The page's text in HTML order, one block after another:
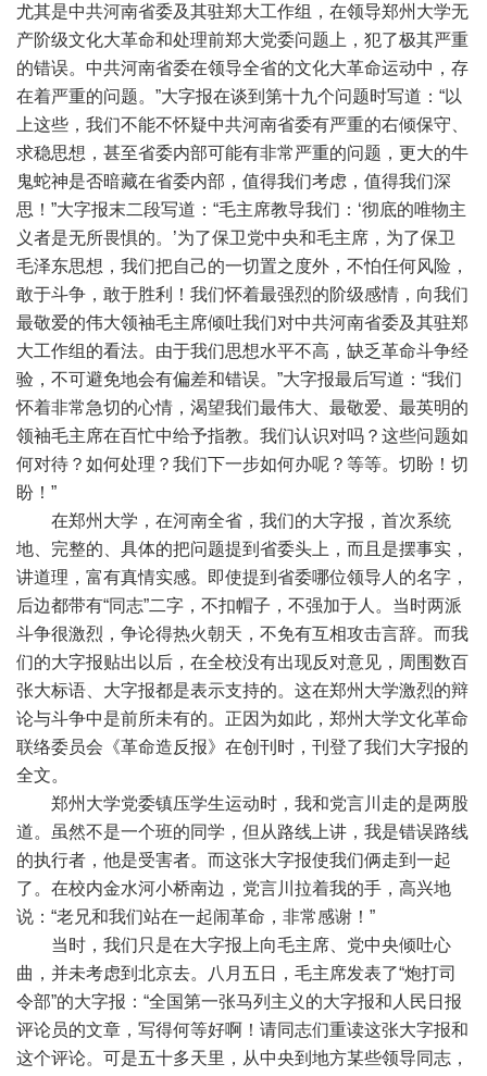
尤其是中共河南省委及其驻郑大工作组，在领导郑州大学无
产阶级文化大革命和处理前郑大党委问题上，犯了极其严重
的错误。中共河南省委在领导全省的文化大革命运动中，存
在着严重的问题。”大字报在谈到第十九个问题时写道：“以
上这些，我们不能不怀疑中共河南省委有严重的右倾保守、
求稳思想，甚至省委内部可能有非常严重的问题，更大的牛
鬼蛇神是否暗藏在省委内部，值得我们考虑，值得我们深
思！”大字报末二段写道：“毛主席教导我们：‘彻底的唯物主
义者是无所畏惧的。’为了保卫党中央和毛主席，为了保卫
毛泽东思想，我们把自己的一切置之度外，不怕任何风险，
敢于斗争，敢于胜利！我们怀着最强烈的阶级感情，向我们
最敬爱的伟大领袖毛主席倾吐我们对中共河南省委及其驻郑
大工作组的看法。由于我们思想水平不高，缺乏革命斗争经
验，不可避免地会有偏差和错误。”大字报最后写道：“我们
怀着非常急切的心情，渴望我们最伟大、最敬爱、最英明的
领袖毛主席在百忙中给予指教。我们认识对吗？这些问题如
何对待？如何处理？我们下一步如何办呢？等等。切盼！切
盼！”
在郑州大学，在河南全省，我们的大字报，首次系统
地、完整的、具体的把问题提到省委头上，而且是摆事实，
讲道理，富有真情实感。即使提到省委哪位领导人的名字，
后边都带有“同志”二字，不扣帽子，不强加于人。当时两派
斗争很激烈，争论得热火朝天，不免有互相攻击言辞。而我
们的大字报贴出以后，在全校没有出现反对意见，周围数百
张大标语、大字报都是表示支持的。这在郑州大学激烈的辩
论与斗争中是前所未有的。正因为如此，郑州大学文化革命
联络委员会《革命造反报》在创刊时，刊登了我们大字报的
全文。
郑州大学党委镇压学生运动时，我和党言川走的是两股
道。虽然不是一个班的同学，但从路线上讲，我是错误路线
的执行者，他是受害者。而这张大字报使我们俩走到一起
了。在校内金水河小桥南边，党言川拉着我的手，高兴地
说：“老兄和我们站在一起闹革命，非常感谢！”
当时，我们只是在大字报上向毛主席、党中央倾吐心
曲，并未考虑到北京去。八月五日，毛主席发表了“炮打司
令部”的大字报：“全国第一张马列主义的大字报和人民日报
评论员的文章，写得何等好啊！请同志们重读这张大字报和
这个评论。可是五十多天里，从中央到地方某些领导同志，